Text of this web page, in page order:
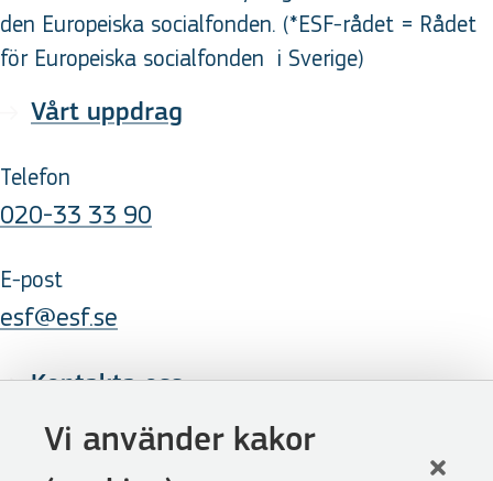
Vi använder kakor
den Europeiska socialfonden. (*ESF-rådet = Rådet
för Europeiska socialfonden i Sverige)
Vårt uppdrag
Telefon
020-33 33 90
E-post
esf@esf.se
Kontakta oss
Följ oss